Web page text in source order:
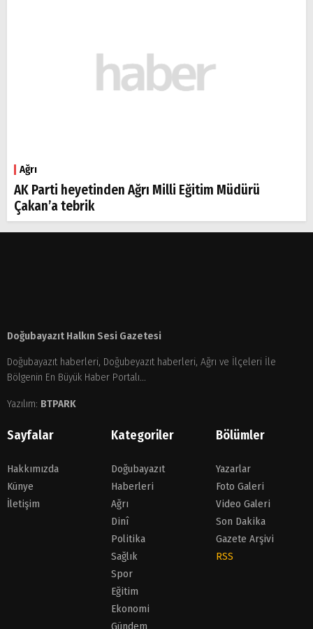
Ağrı
AK Parti heyetinden Ağrı Milli Eğitim Müdürü
Çakan’a tebrik
Doğubayazıt Halkın Sesi Gazetesi
Doğubayazıt haberleri, Doğubeyazıt haberleri, Ağrı ve İlçeleri İle
Bölgenin En Büyük Haber Portalı...
Yazılım: BTPARK
Sayfalar
Hakkımızda
Künye
İletişim
Kategoriler
Doğubayazıt
Haberleri
Ağrı
Dinî
Politika
Sağlık
Spor
Eğitim
Ekonomi
Gündem
Bölümler
Yazarlar
Foto Galeri
Video Galeri
Son Dakika
Gazete Arşivi
RSS